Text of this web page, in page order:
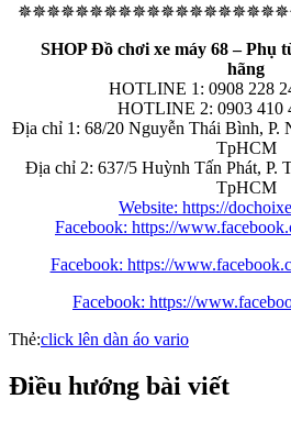
SHOP Đồ chơi xe máy 68 – Phụ
hãng
HOTLINE 1: 0908 228
HOTLINE 2: 0903 410
Địa chỉ 1: 68/20 Nguyễn Thái Bình, P.
TpHCM
Địa chỉ 2: 637/5 Huỳnh Tấn Phát, P.
TpHCM
Website: https://
Facebook: https://
Facebook: https://
Facebook: https://
Thẻ:click lên dàn áo vario
Điều hướng bài viết